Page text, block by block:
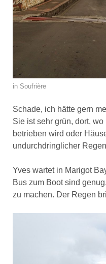
in Soufrière
Schade, ich hätte gern
Sie ist sehr grün, dort,
betrieben wird oder
undurchdringlicher
Yves wartet in Marigot
Bus zum Boot sind
zu machen. Der Regen